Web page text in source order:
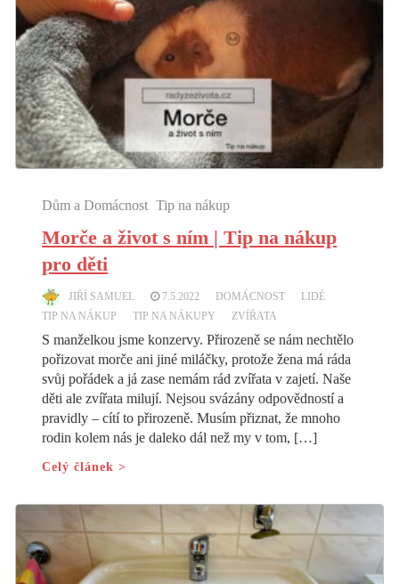
Dům a Domácnost Tip na nákup
Morče a život s ním | Tip na nákup
pro děti
JIŘÍ SAMUEL 7.5.2022 DOMÁCNOST
LIDÉ
TIP NA NÁKUP
TIP NA NÁKUPY ZVÍŘATA
S manželkou jsme konzervy. Přirozeně se nám nechtělo
pořizovat morče ani jiné miláčky, protože žena má ráda
svůj pořádek a já zase nemám rád zvířata v zajetí. Naše
děti ale zvířata milují. Nejsou svázány odpovědností a
pravidly – cítí to přirozeně. Musím přiznat, že mnoho
rodin kolem nás je daleko dál než my v tom, […]
Celý článek >